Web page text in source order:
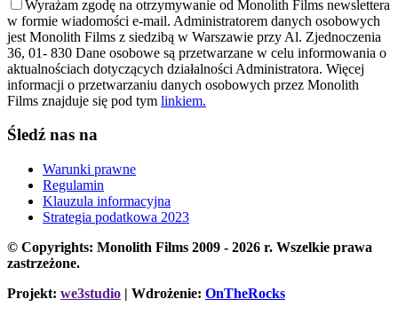
Wyrażam zgodę na otrzymywanie od Monolith Films newslettera
w formie wiadomości e-mail. Administratorem danych osobowych
jest Monolith Films z siedzibą w Warszawie przy Al. Zjednoczenia
36, 01- 830 Dane osobowe są przetwarzane w celu informowania o
aktualnościach dotyczących działalności Administratora. Więcej
informacji o przetwarzaniu danych osobowych przez Monolith
Films znajduje się pod tym linkiem.
Śledź nas na
Warunki prawne
Regulamin
Klauzula informacyjna
Strategia podatkowa 2023
© Copyrights: Monolith Films 2009 - 2026 r. Wszelkie prawa
zastrzeżone.
Projekt: we3studio | Wdrożenie: OnTheRocks